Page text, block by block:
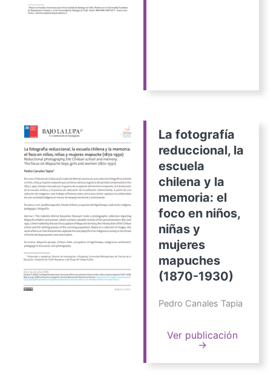
La fotografía
reduccional, la
escuela
chilena y la
memoria: el
foco en niños,
niñas y
mujeres
mapuches
(1870-1930)
Pedro Canales Tapia
Ver publicación
→